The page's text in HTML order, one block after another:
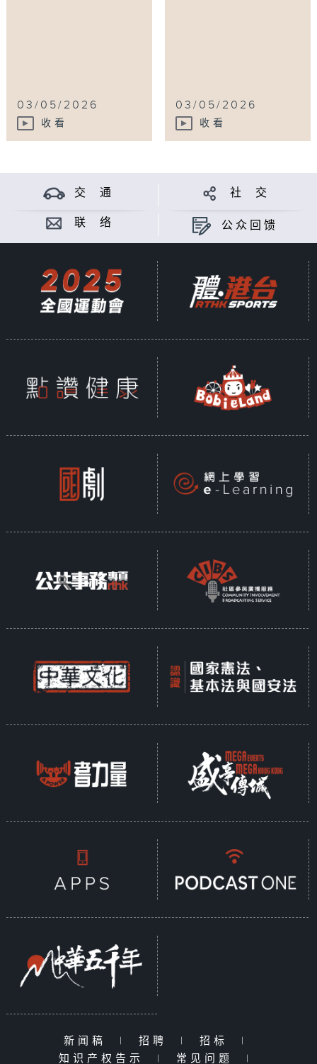
03/05/2026
收看
03/05/2026
收看
交 通 社 交
联 络 公众回馈
新闻稿 | 招聘 | 招标
|
知识产权告示
| 常见问题 |